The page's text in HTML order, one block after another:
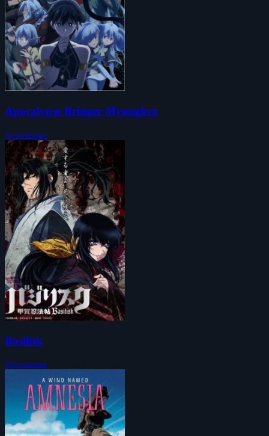
Apocalypse Bringer Mynoghra
Actiondrama
Basilisk
Actiondrama